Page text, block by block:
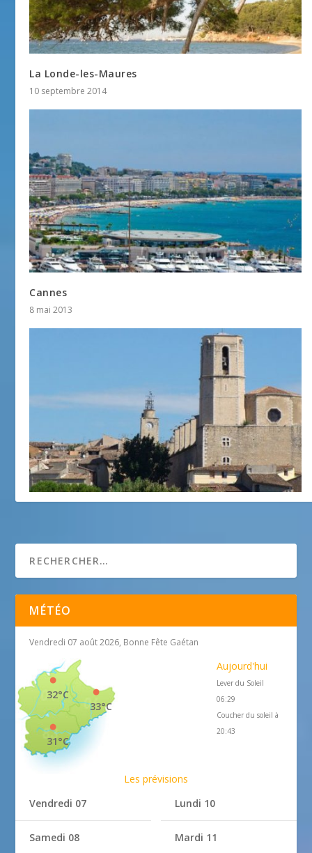
La Londe-les-Maures
10 septembre 2014
Cannes
8 mai 2013
MÉTÉO
Vendredi 07 août 2026, Bonne Fête Gaétan
33°C
32°C
31°C
Aujourd'hui
Lever du Soleil
06:29
Coucher du soleil à
20:43
Les prévisions
Vendredi 07
Samedi 08
Lundi 10
Mardi 11